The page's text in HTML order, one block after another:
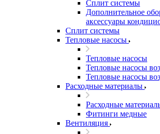
Сплит системы
Дополнительное
аксессуары
Сплит системы
Тепловые насосы
Тепловые насосы
Тепловые насосы
Тепловые насосы
Расходные материалы
Расходные
Фитинги медные
Вентиляция